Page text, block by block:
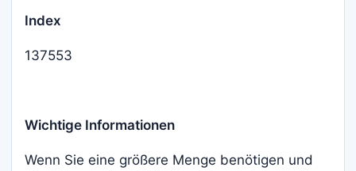
Index
137553
Wichtige Informationen
Wenn Sie eine größere Menge benötigen und